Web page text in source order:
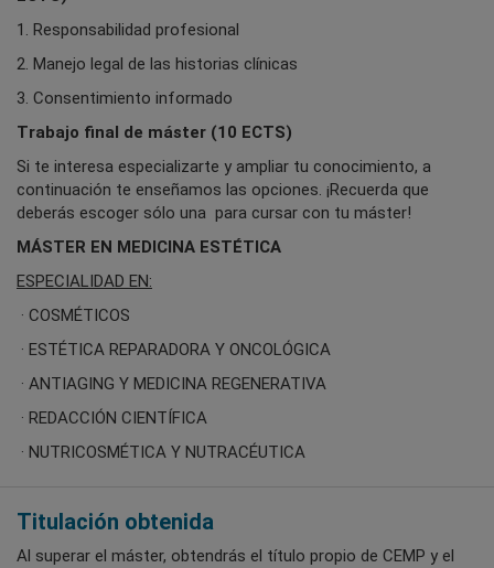
1. Responsabilidad profesional
2. Manejo legal de las historias clínicas
3. Consentimiento informado
Trabajo final de máster (10 ECTS)
Si te interesa especializarte y ampliar tu conocimiento, a
continuación te enseñamos las opciones. ¡Recuerda que
deberás escoger sólo una para cursar con tu máster!
MÁSTER EN MEDICINA ESTÉTICA
ESPECIALIDAD EN:
· COSMÉTICOS
· ESTÉTICA REPARADORA Y ONCOLÓGICA
· ANTIAGING Y MEDICINA REGENERATIVA
· REDACCIÓN CIENTÍFICA
· NUTRICOSMÉTICA Y NUTRACÉUTICA
Titulación obtenida
Al superar el máster, obtendrás el título propio de CEMP y el